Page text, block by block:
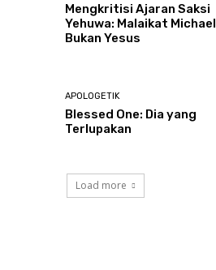
Mengkritisi Ajaran Saksi
Yehuwa: Malaikat Michael
Bukan Yesus
APOLOGETIK
Blessed One: Dia yang
Terlupakan
Load more